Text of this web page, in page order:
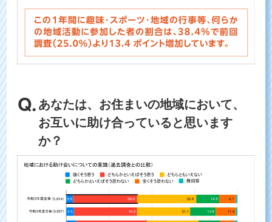
あなたは、お住まいの地域において、
お互いに助け合っていると思います
か？